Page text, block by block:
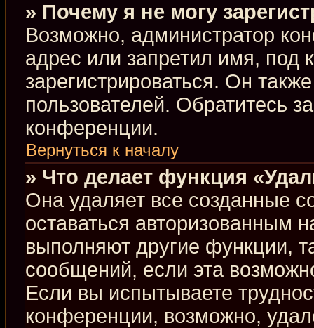
» Почему я не могу
Возможно, администратор
адрес или запретил имя, под
зарегистрироваться. Он
пользователей. Обратитесь
конференции.
Вернуться к началу
» Что делает функция
Она удаляет все созданные
оставаться авторизованным
выполняют другие функции,
сообщений, если эта
Если вы испытываете
конференции, возможно,